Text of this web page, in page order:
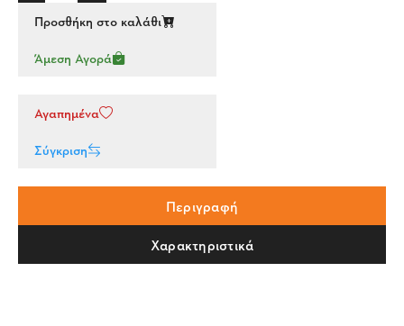
Προσθήκη στο καλάθι
Άμεση Αγορά
Αγαπημένα
Σύγκριση
Περιγραφή
Χαρακτηριστικά